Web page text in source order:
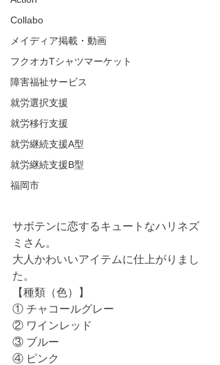
Collabo
メイディア掲載・動画
フクオカTシャツマーケット
障害福祉サービス
就労選択支援
就労移行支援
就労継続支援A型
就労継続支援B型
福岡市
サボテンに恋するキュートなハリネズ
ミさん。
大人かわいいアイテムに仕上がりまし
た。
【種類（色）】
① チャコールグレー
② ワインレッド
③ ブルー
④ ピンク